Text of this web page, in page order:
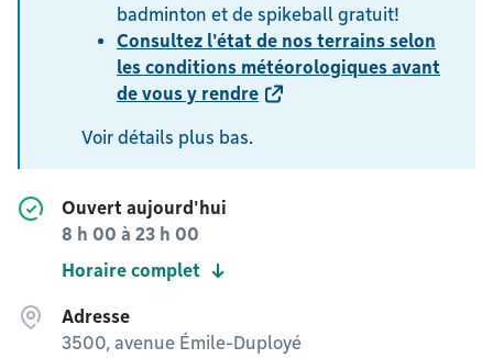
badminton et de spikeball gratuit!
Consultez l'état de nos terrains selon
les conditions météorologiques avant
de vous y rendre
Voir détails plus bas.
Ouvert aujourd'hui
8 h 00 à 23 h 00
Horaire complet
Adresse
3500, avenue Émile-Duployé